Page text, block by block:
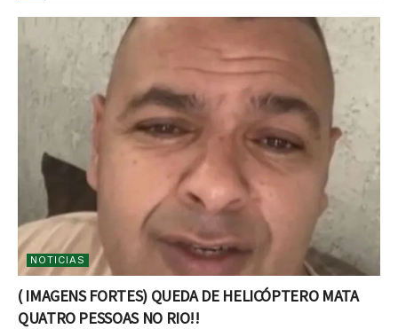
NOTICIAS
( IMAGENS FORTES) QUEDA DE HELICÓPTERO MATA
QUATRO PESSOAS NO RIO!!